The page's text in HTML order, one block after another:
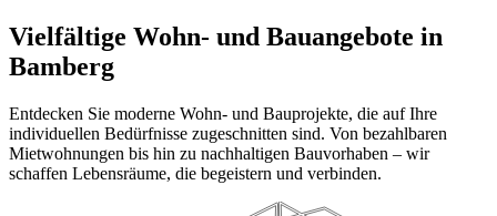
Vielfältige Wohn- und Bauangebote in
Bamberg
Entdecken Sie moderne Wohn- und Bauprojekte, die auf Ihre
individuellen Bedürfnisse zugeschnitten sind. Von bezahlbaren
Mietwohnungen bis hin zu nachhaltigen Bauvorhaben – wir
schaffen Lebensräume, die begeistern und verbinden.